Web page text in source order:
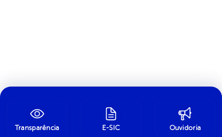
Transparência E-SIC Ouvidoria